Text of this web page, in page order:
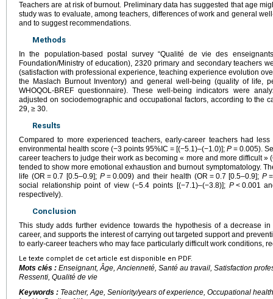
Teachers are at risk of burnout. Preliminary data has suggested that age
study was to evaluate, among teachers, differences of work and general
and to suggest recommendations.
Methods
In the population-based postal survey “Qualité de vie des
Foundation/Ministry of education), 2320 primary and secondary teachers
(satisfaction with professional experience, teaching experience evolution
the Maslach Burnout Inventory) and general well-being (quality of life,
WHOQOL-BREF questionnaire). These well-being indicators were
adjusted on sociodemographic and occupational factors, according to the
29, ≥ 30.
Results
Compared to more experienced teachers, early-career teachers had
environmental health score (−3 points 95%IC = [(−5.1)–(−1.0)]; P = 0.005).
career teachers to judge their work as becoming « more and more difficult »
tended to show more emotional exhaustion and burnout symptomatology.
life (OR = 0.7 [0.5–0.9]; P = 0.009) and their health (OR = 0.7 [0.5–0.9];P =
social relationship point of view (−5.4 points [(−7.1)–(−3.8)]; P < 0.001
respectively).
Conclusion
This study adds further evidence towards the hypothesis of a decrease
career, and supports the interest of carrying out targeted support and
to early-career teachers who may face particularly difficult work conditions,
Le texte complet de cet article est disponible en PDF.
Mots clés : Enseignant, Âge, Ancienneté, Santé au travail, Satisfaction
Ressenti, Qualité de vie
Keywords : Teacher, Age, Seniority/years of experience, Occupational